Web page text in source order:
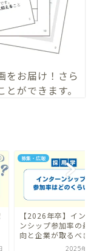
をお届け！さら
とができます。
募集・広報
【2026年卒】イン
ンシップ参加率の最
向と企業が取るべき
2025年3